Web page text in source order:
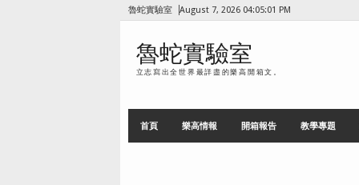
魯蛇實驗室 August 7, 2026 04:05:02 PM
魯蛇實驗室
立志寫出全世界最詳盡的樂高開箱文。
首頁 樂高情報 開箱報告 教學專題